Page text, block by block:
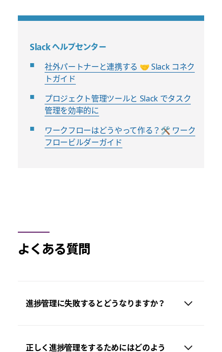
Slack ヘルプセンター
社外パートナーと連携する 🤝 Slack コネク
トガイド
プロジェクト管理ツールと Slack でタスク
管理を効率的に
ワークフローはどうやって作る？🛠️ ワーク
フロービルダーガイド
よくある質問
進捗管理に失敗するとどうなりますか？
正しく進捗管理をするためにはどのよう